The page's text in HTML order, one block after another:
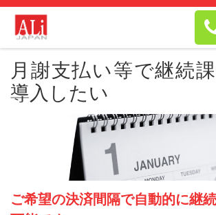
月謝支払い等で継続
導入したい
ご希望の決済間隔で自動的に継